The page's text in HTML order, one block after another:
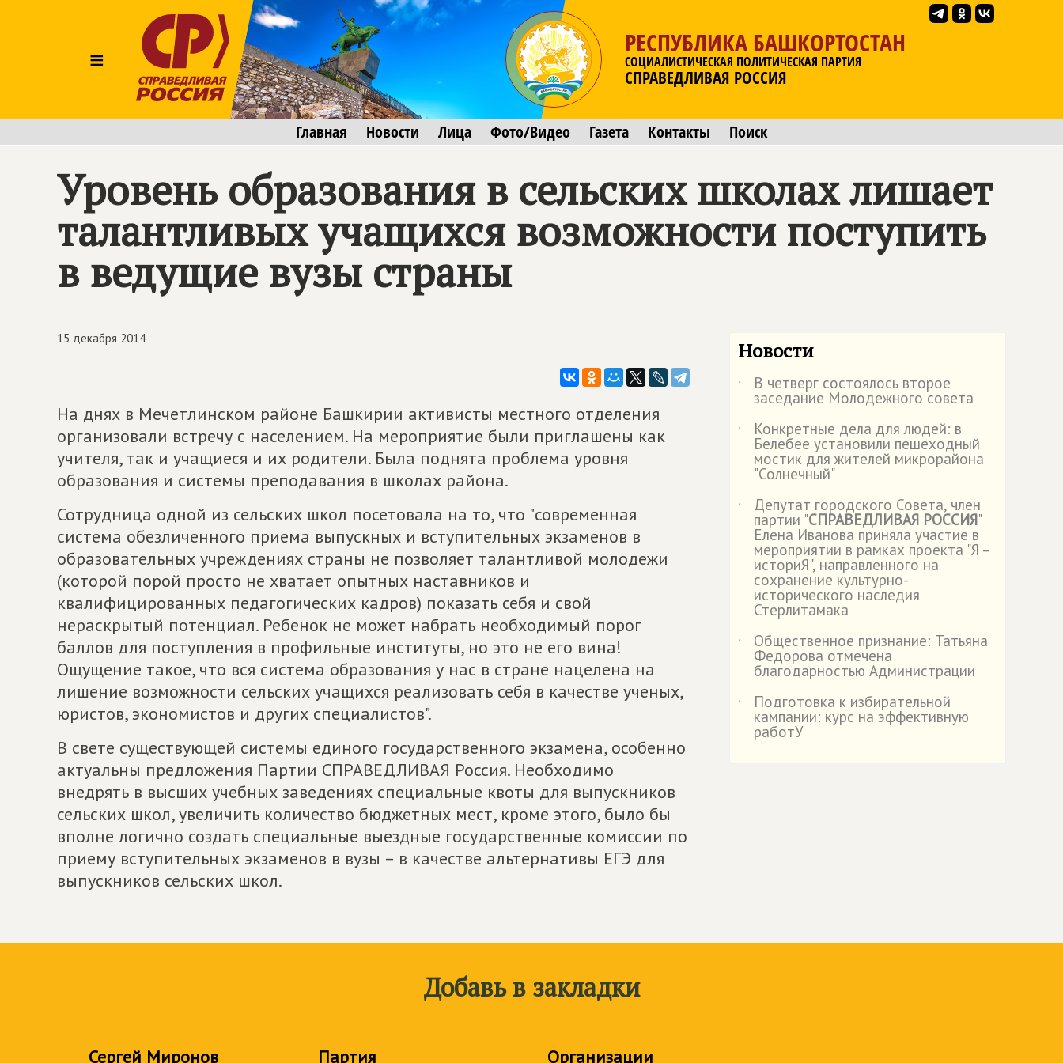
≡
РЕСПУБЛИКА БАШКОРТОСТАН
СОЦИАЛИСТИЧЕСКАЯ ПОЛИТИЧЕСКАЯ ПАРТИЯ
СПРАВЕДЛИВАЯ РОССИЯ
Главная Новости Лица Фото/Видео Газета Контакты Поиск
Уровень образования в сельских школах лишает
талантливых учащихся возможности поступить
в ведущие вузы страны
15 декабря 2014
На днях в Мечетлинском районе Башкирии активисты местного отделения
организовали встречу с населением. На мероприятие были приглашены как
учителя, так и учащиеся и их родители. Была поднята проблема уровня
образования и системы преподавания в школах района.
Сотрудница одной из сельских школ посетовала на то, что "современная
система обезличенного приема выпускных и вступительных экзаменов в
образовательных учреждениях страны не позволяет талантливой молодежи
(которой порой просто не хватает опытных наставников и
квалифицированных педагогических кадров) показать себя и свой
нераскрытый потенциал. Ребенок не может набрать необходимый порог
баллов для поступления в профильные институты, но это не его вина!
Ощущение такое, что вся система образования у нас в стране нацелена на
лишение возможности сельских учащихся реализовать себя в качестве ученых,
юристов, экономистов и других специалистов".
В свете существующей системы единого государственного экзамена, особенно
актуальны предложения Партии СПРАВЕДЛИВАЯ Россия. Необходимо
внедрять в высших учебных заведениях специальные квоты для выпускников
сельских школ, увеличить количество бюджетных мест, кроме этого, было бы
вполне логично создать специальные выездные государственные комиссии по
приему вступительных экзаменов в вузы – в качестве альтернативы ЕГЭ для
выпускников сельских школ.
Новости
˙ В четверг состоялось второе
заседание Молодежного совета
˙
Конкретные дела для людей: в
Белебее установили пешеходный
мостик для жителей микрорайона
"Солнечный"
˙
Депутат городского Совета, член
партии "СПРАВЕДЛИВАЯ РОССИЯ"
Елена Иванова приняла участие в
мероприятии в рамках проекта "Я –
историЯ", направленного на
сохранение культурно-
исторического наследия
Стерлитамака
˙
Общественное признание: Татьяна
Федорова отмечена
благодарностью Администрации
˙
Подготовка к избирательной
кампании: курс на эффективную
работУ
Добавь в закладки
Сергей Миронов Партия Организации